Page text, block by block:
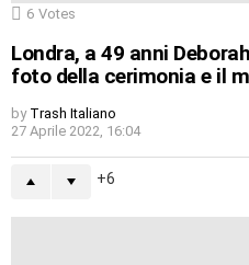
6 Votes
Londra, a 49 anni
foto della cerimonia e il
by Trash Italiano
27 Aprile 2022, 16:04
6